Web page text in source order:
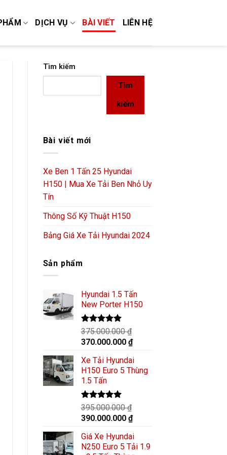
DỊCH VỤ BÀI VIẾT LIÊN HỆ
Tìm kiếm
Tìm
kiếm
Bài viết mới
Xe Ben 1 Tấn 25 Hyundai
H150 | Mua Xe Tải Ben Nhỏ Uy
Tín
Thông Số Kỹ Thuật H150
Bảng Giá Xe Tải Hyundai 2024
Sản phẩm
Hyundai 1.5 Tấn
New Porter H150
Được xếp
hạng5.00
5 sao
375.000.000₫
Giá
là:
375.000.000 ₫.
370.000.000 ₫Giá
tại
là:
Xe Tải Hyundai
H150 Euro 5 Thùng
1.5 Tấn
Được xếp
hạng5.00
5 sao
395.000.000₫
Giá
là:
395.000.000 ₫.
390.000.000 ₫Giá
tại
là:
Giá Xe Hyundai
N250 Euro 5 Tải 1.9